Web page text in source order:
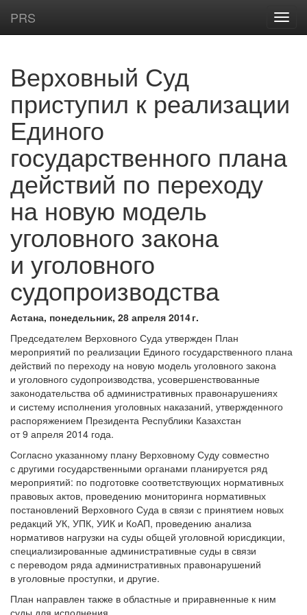
PRS
Верховный Суд
приступил к реализации
Единого
государственного плана
действий по переходу
на новую модель
уголовного закона
и уголовного
судопроизводства
Астана, понедельник, 28 апреля 2014 г.
Председателем Верховного Суда утвержден План
мероприятий по реализации Единого государственного плана
действий по переходу на новую модель уголовного закона
и уголовного судопроизводства, усовершенствованные
законодательства об административных правонарушениях
и систему исполнения уголовных наказаний, утвержденного
распоряжением Президента Республики Казахстан
от 9 апреля 2014 года.
Согласно указанному плану Верховному Суду совместно
с другими государственными органами планируется ряд
мероприятий: по подготовке соответствующих нормативных
правовых актов, проведению мониторинга нормативных
постановлений Верховного Суда в связи с принятием новых
редакций УК, УПК, УИК и КоАП, проведению анализа
нормативов нагрузки на суды общей уголовной юрисдикции,
специализированные административные суды в связи
с переводом ряда административных правонарушений
в уголовные проступки, и другие.
План направлен также в областные и приравненные к ним
суды для исполнения.